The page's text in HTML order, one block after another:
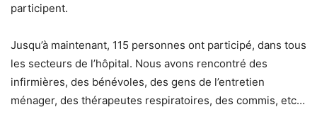
participent.
Jusqu’à maintenant, 115 personnes ont participé, dans tous
les secteurs de l’hôpital. Nous avons rencontré des
infirmières, des bénévoles, des gens de l’entretien
ménager, des thérapeutes respiratoires, des commis, etc…